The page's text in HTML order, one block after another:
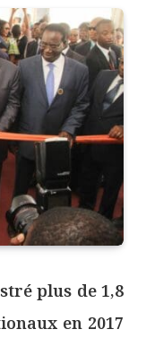
plus de 1,8
en 2017